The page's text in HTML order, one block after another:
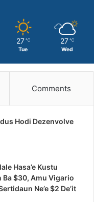
27 ℃
Tue
27 ℃
Wed
Comments
Hodi Dezenvolve
Hasa’e Kustu
Ba $30, Amu Vigario
Ne’e $2 De’it